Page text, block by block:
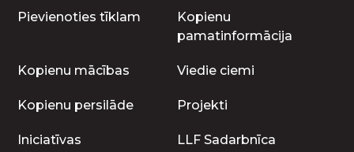
Pievienoties tīklam
Kopienu
pamatinformācija
Kopienu mācības Viedie ciemi
Kopienu persilāde Projekti
Iniciatīvas LLF Sadarbnīca